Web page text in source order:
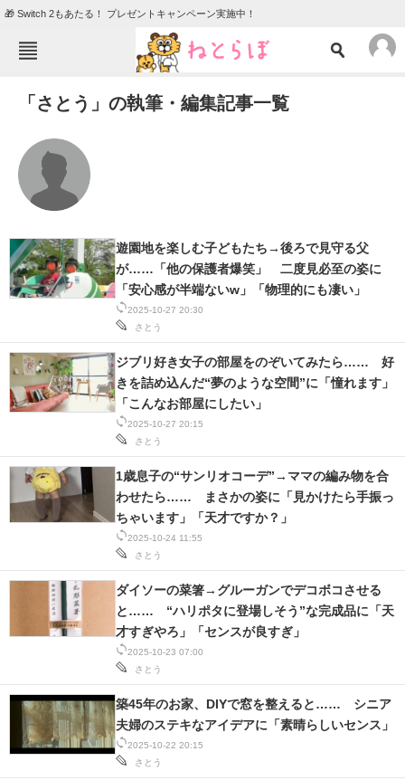
🎁 Switch 2もあたる！ プレゼントキャンペーン実施中！
TOP ニュース
エンタメ
グルメ
住まい
動物 リサーチ
会員記事
注目記事を集めた総合ページ
ITの今と未来を見通す
スマホと通信の最新トレンド
進化するPCとデバイスの未来
好きが集まる 比べて選べる
ビジネスと働き方のヒント
AI活用のいまが分かる
企業ITのトレンドを詳説
経営リーダーのコミュニティ
マーケ×ITの今がよく分かる
ITエンジニア向け専門サイト
「さとう」の執筆・編集記事一覧
2025-10-27 20:30
さとう
遊園地を楽しむ子どもたち→後ろで見守る父
が……「他の保護者爆笑」 二度見必至の姿に
「安心感が半端ないw」「物理的にも凄い」
2025-10-27 20:15
さとう
ジブリ好き女子の部屋をのぞいてみたら…… 好
きを詰め込んだ“夢のような空間”に「憧れます」
「こんなお部屋にしたい」
2025-10-24 11:55
さとう
1歳息子の“サンリオコーデ”→ママの編み物を合
わせたら…… まさかの姿に「見かけたら手振っ
ちゃいます」「天才ですか？」
2025-10-23 07:00
さとう
ダイソーの菜箸→グルーガンでデコボコさせる
と…… “ハリポタに登場しそう”な完成品に「天
才すぎやろ」「センスが良すぎ」
2025-10-22 20:15
さとう
築45年のお家、DIYで窓を整えると…… シニア
夫婦のステキなアイデアに「素晴らしいセンス」